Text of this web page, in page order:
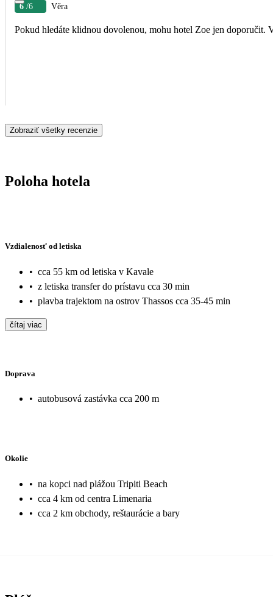
6 /6 Věra
Pokud hledáte klidnou dovolenou, mohu hotel Zoe jen
Zobraziť všetky recenzie
Poloha hotela
Vzdialenosť od letiska
• cca 55 km od letiska v Kavale
• z letiska transfer do prístavu cca 30 min
• plavba trajektom na ostrov Thassos cca 35-45 min
čítaj viac
Doprava
• autobusová zastávka cca 200 m
Okolie
• na kopci nad plážou Tripiti Beach
• cca 4 km od centra Limenaria
• cca 2 km obchody, reštaurácie a bary